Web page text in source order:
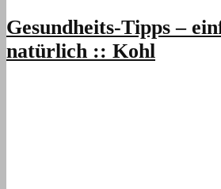
Gesundheits-Tipps –
natürlich :: Kohl